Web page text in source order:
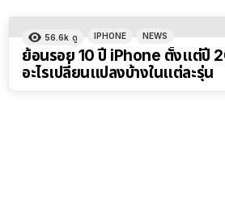
56.6k ดู IPHONE NEWS
ย้อนรอย 10 ปี iPhone ตั้งแต่ปี
อะไรเปลี่ยนแปลงบ้างในแต่ละรุ่น